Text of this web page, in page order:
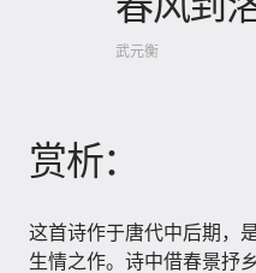
武元衡
赏析：
这首诗作于唐代中后期，
生情之作。诗中借春景抒